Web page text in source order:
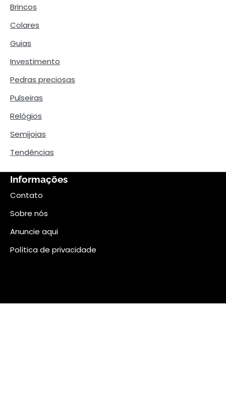
Brincos
Colares
Guias
Investimento
Pedras preciosas
Pulseiras
Relógios
Semijoias
Tendências
Informações
Contato
Sobre nós
Anuncie aqui
Política de privacidade